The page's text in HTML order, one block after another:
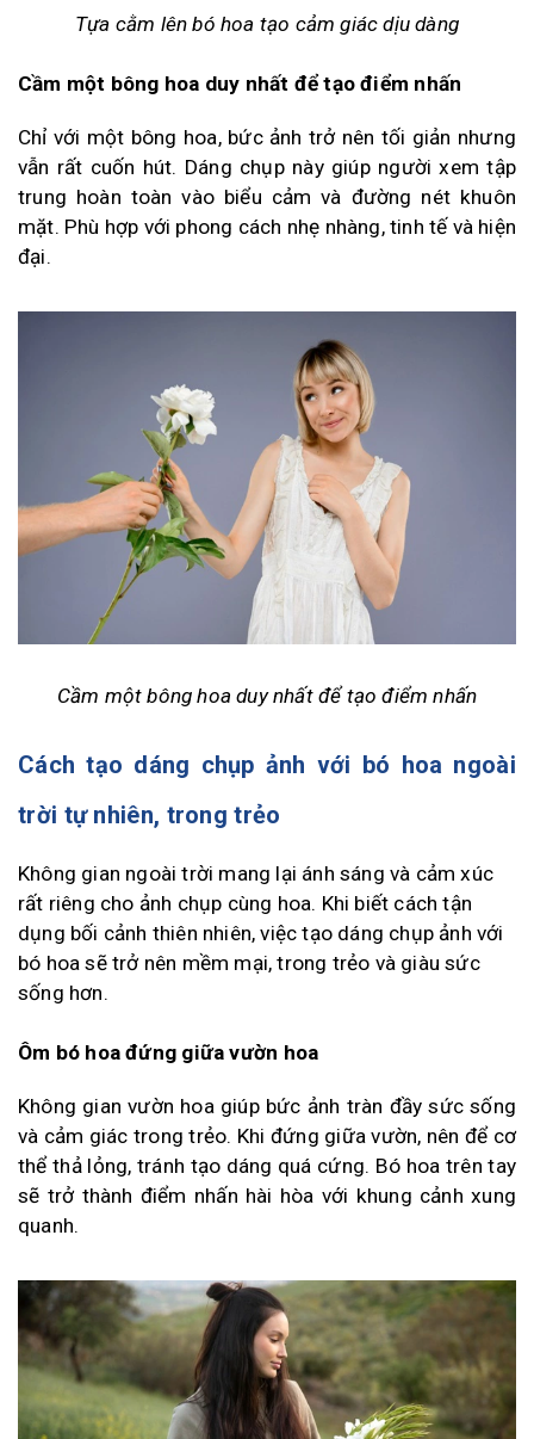
Tựa cằm lên bó hoa tạo cảm giác dịu dàng
Cầm một bông hoa duy nhất để tạo điểm nhấn
Chỉ với một bông hoa, bức ảnh trở nên tối giản nhưng
vẫn rất cuốn hút. Dáng chụp này giúp người xem tập
trung hoàn toàn vào biểu cảm và đường nét khuôn
mặt. Phù hợp với phong cách nhẹ nhàng, tinh tế và hiện
đại.
Cầm một bông hoa duy nhất để tạo điểm nhấn
Cách tạo dáng chụp ảnh với bó hoa ngoài
trời tự nhiên, trong trẻo
Không gian ngoài trời mang lại ánh sáng và cảm xúc
rất riêng cho ảnh chụp cùng hoa. Khi biết cách tận
dụng bối cảnh thiên nhiên, việc tạo dáng chụp ảnh với
bó hoa sẽ trở nên mềm mại, trong trẻo và giàu sức
sống hơn.
Ôm bó hoa đứng giữa vườn hoa
Không gian vườn hoa giúp bức ảnh tràn đầy sức sống
và cảm giác trong trẻo. Khi đứng giữa vườn, nên để cơ
thể thả lỏng, tránh tạo dáng quá cứng. Bó hoa trên tay
sẽ trở thành điểm nhấn hài hòa với khung cảnh xung
quanh.